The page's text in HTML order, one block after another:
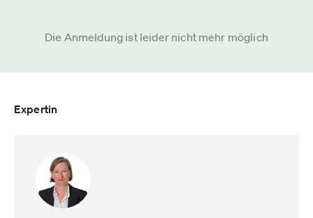
Die Anmeldung ist leider nicht mehr möglich
Expertin